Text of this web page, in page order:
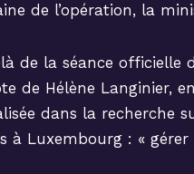
de l’opération, la
de la séance officielle
de Hélène Langinier,
dans la recherche
à Luxembourg : «